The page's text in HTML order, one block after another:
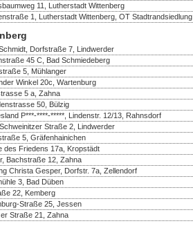
11, Lutherstadt Wittenberg
1, Lutherstadt Wittenberg, OT Stadtrandsiedlung
Dorfstraße 7, Lindwerder
45 C, Bad Schmiedeberg
5, Mühlanger
Winkel 20c, Wartenburg
5 a, Zahna
50, Bülzig
P***-****-*****, Lindenstr. 12/13, Rahnsdorf
Straße 2, Lindwerder
5, Gräfenhainichen
des Friedens 17a, Kropstädt
Bachstraße 12, Zahna
Christa Gesper, Dorfstr. 7a, Zellendorf
3, Bad Düben
22, Kemberg
Straße 25, Jessen
Straße 21, Zahna